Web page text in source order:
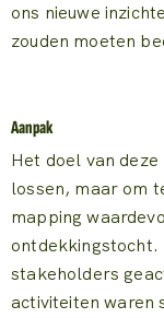
ons nieuwe
zouden moeten
Aanpak
Het doel van
lossen, maar om
mapping
ontdekkingstocht.
stakeholders
activiteiten waren